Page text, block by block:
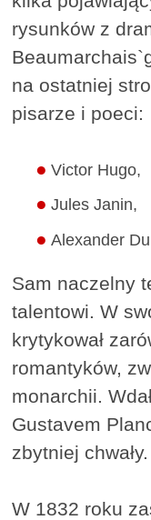
rysunków z
na ostatniej
pisarze i poeci:
Victor Hugo,
Jules Janin,
Alexander
Sam naczelny
talentowi. W
krytykował
romantyków,
monarchii.
Gustavem
zbytniej chwały.
W 1832 roku